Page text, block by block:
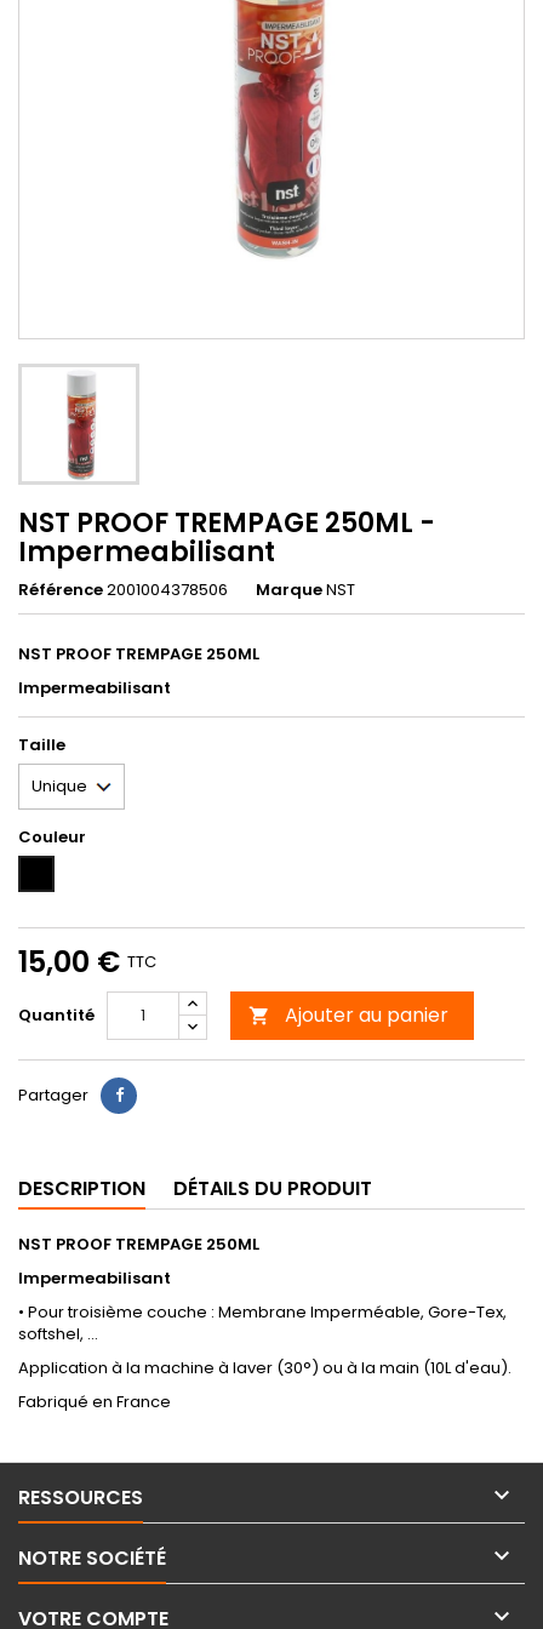
NST PROOF TREMPAGE 250ML -
Impermeabilisant
Référence2001004378506 MarqueNST
NST PROOF TREMPAGE 250ML
Impermeabilisant
Taille
Couleur
15,00 € TTC
Quantité  Ajouter au panier
Partager
DESCRIPTION DÉTAILS DU PRODUIT
NST PROOF TREMPAGE 250ML
Impermeabilisant
• Pour troisième couche : Membrane Imperméable, Gore-Tex,
softshel, ...
Application à la machine à laver (30°) ou à la main (10L d'eau).
Fabriqué en France
RESSOURCES 
NOTRE SOCIÉTÉ 
VOTRE COMPTE 